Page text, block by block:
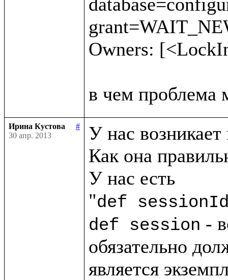
Owners:
Ирина Кустова
#
30 апр. 2013
У нас
Как она
У нас есть
"def
def session -
обязательно
является